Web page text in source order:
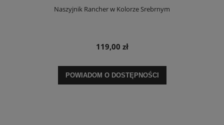
Naszyjnik Rancher w Kolorze Srebrnym
119,00 zł
POWIADOM O DOSTĘPNOŚCI